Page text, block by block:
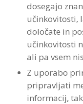
dosegajo
učinkovitosti,
določate in
učinkovitosti
ali pa vsem
Z uporabo
pripravljati
informacij,